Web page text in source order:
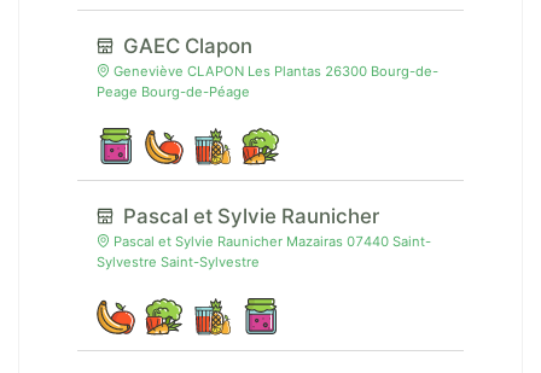
GAEC Clapon
Geneviève CLAPON Les Plantas 26300 Bourg-de-
Peage Bourg-de-Péage
Pascal et Sylvie Raunicher
Pascal et Sylvie Raunicher Mazairas 07440 Saint-
Sylvestre Saint-Sylvestre